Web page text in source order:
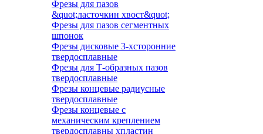
Фрезы для пазов
&quot;ласточкин хвост&quot;
Фрезы для пазов сегментных
шпонок
Фрезы дисковые 3-хсторонние
твердосплавные
Фрезы для Т-образных пазов
твердосплавные
Фрезы концевые радиусные
твердосплавные
Фрезы концевые с
механическим креплением
твердосплавны хпластин